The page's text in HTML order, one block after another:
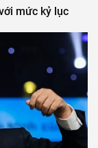
mức kỷ lục